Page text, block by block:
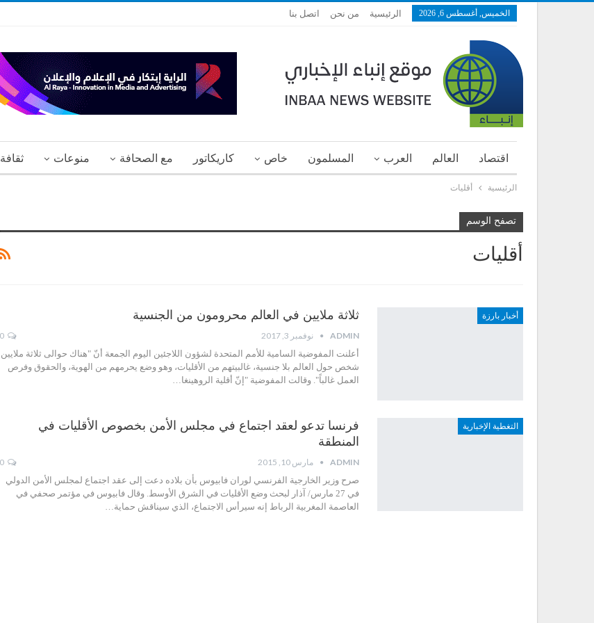
الخميس, أغسطس 6, 2026 الرئيسية من نحن اتصل بنا
اقتصاد العالم العرب المسلمون خاص كاريكاتور مع الصحافة منوعات ثقافة
الرئيسية أقليات
تصفح الوسم
أقليات
أخبار بارزة ثلاثة ملايين في العالم محرومون من الجنسية
ADMIN نوفمبر 3, 2017
أعلنت المفوضية السامية للأمم المتحدة لشؤون اللاجئين اليوم الجمعة أنّ "هناك حوالى ثلاثة ملايين
شخص حول العالم بلا جنسية، غالبيتهم من الأقليات، وهو وضع يحرمهم من الهوية، والحقوق وفرص
العمل غالباً". وقالت المفوضية "إنّ أقلية الروهينغا…
التغطية الإخبارية
فرنسا تدعو لعقد اجتماع في مجلس الأمن بخصوص الأقليات في
المنطقة
ADMIN مارس 10, 2015
صرح وزير الخارجية الفرنسي لوران فابيوس بأن بلاده دعت إلى عقد اجتماع لمجلس الأمن الدولي
في 27 مارس/ آذار لبحث وضع الأقليات في الشرق الأوسط. وقال فابيوس في مؤتمر صحفي في
العاصمة المغربية الرباط إنه سيرأس الاجتماع، الذي سيناقش حماية…